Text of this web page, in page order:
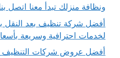
ونظافة منزلك تبدأ معنا اتصل
لخدمات احترافية وسريعة